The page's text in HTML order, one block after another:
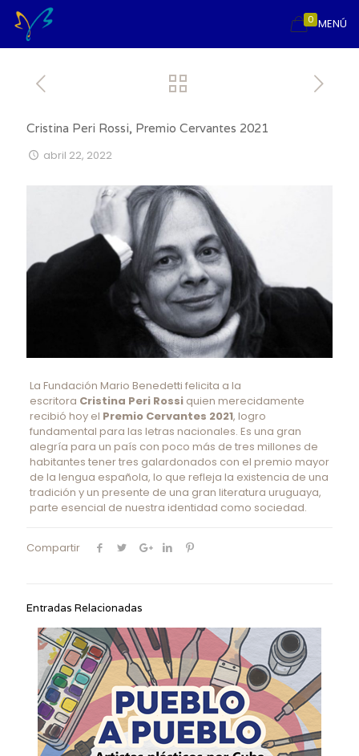
MENÚ
0
Cristina Peri Rossi, Premio Cervantes 2021
abril 22, 2022
La Fundación Mario Benedetti felicita a la
escritora Cristina Peri Rossi quien merecidamente
recibió hoy el Premio Cervantes 2021, logro
fundamental para las letras nacionales. Es una gran
alegría para un país con poco más de tres millones de
habitantes tener tres galardonados con el premio mayor
de la lengua española, lo que refleja la existencia de una
tradición y un presente de una gran literatura uruguaya,
parte esencial de nuestra identidad como sociedad.
Compartir
Entradas Relacionadas